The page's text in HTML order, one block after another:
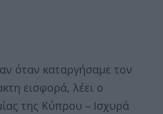
όταν καταργήσαμε τον
εισφορά, λέει ο
της Κύπρου – Ισχυρά